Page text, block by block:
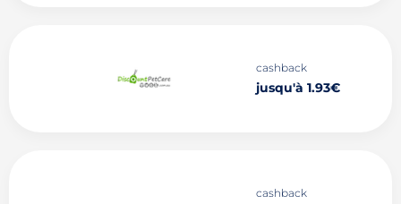
cashback
jusqu'à 1.93€
cashback